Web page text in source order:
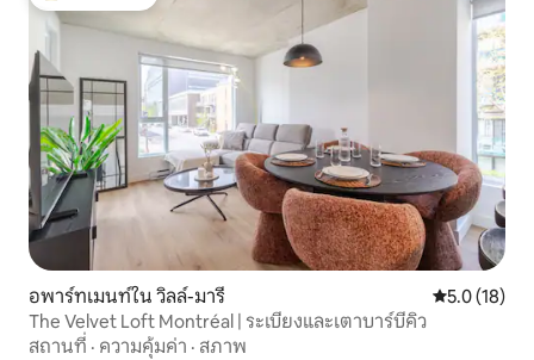
อพาร์ทเมนท์ใน วิลล์-มารี คะแนนเฉลี่ย
5.0 (18)
The Velvet Loft Montréal | ระเบียงและเตาบาร์บีคิว
สถานที่ · ความคุ้มค่า · สภาพ